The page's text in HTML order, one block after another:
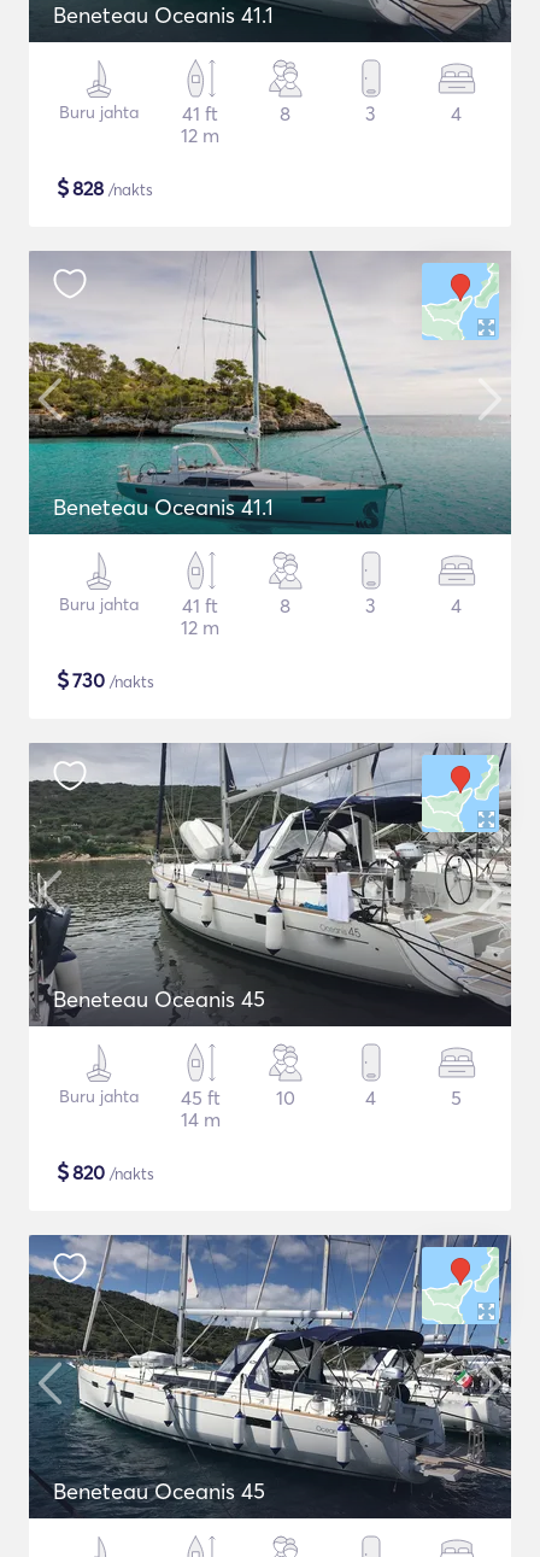
Beneteau Oceanis 41.1
Buru jahta
41 ft
12 m
8 3 4
$828 /nakts
Beneteau Oceanis 41.1
Buru jahta
41 ft
12 m
8 3 4
$730 /nakts
Beneteau Oceanis 45
Buru jahta
45 ft
14 m
10 4 5
$820 /nakts
Beneteau Oceanis 45